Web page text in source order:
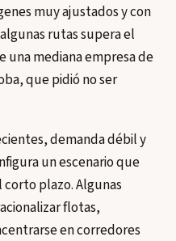
muy ajustados y con
rutas supera el
una mediana empresa de
que pidió no ser
demanda débil y
un escenario que
plazo. Algunas
flotas,
en corredores